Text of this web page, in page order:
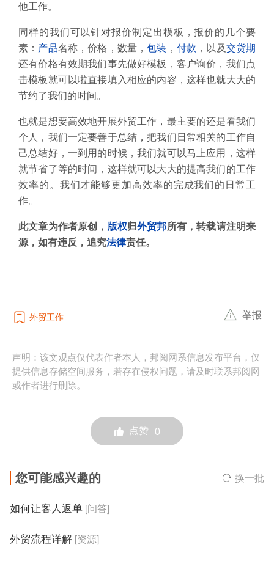
他工作。
同样的我们可以针对报价制定出模板，报价的几个要
素： 产品名称，价格，数量，包装 ， 付款 ，以及交货期
还有价格有效期我们事先做好模板，客户询价，我们点
击模板就可以啦直接填入相应的内容，这样也就大大的
节约了我们的时间。
也就是想要高效地开展外贸工作，最主要的还是看我们
个人，我们一定要善于总结，把我们日常相关的工作自
己总结好，一到用的时候，我们就可以马上应用，这样
就节省了等的时间，这样就可以大大的提高我们的工作
效率的。我们才能够更加高效率的完成我们的日常工
作。
此文章为作者原创， 版权归外贸邦所有，转载请注明来
源，如有违反，追究法律责任。
外贸工作 举报
声明：该文观点仅代表作者本人，邦阅网系信息发布平台，仅
提供信息存储空间服务，若存在侵权问题，请及时联系邦阅网
或作者进行删除。
点赞 0
您可能感兴趣的 换一批
如何让客人返单 [问答]
外贸流程详解 [资源]